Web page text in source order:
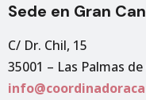
Sede en Gran
C/ Dr. Chil, 15
35001 – Las Palmas